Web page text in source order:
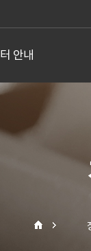
안내
말